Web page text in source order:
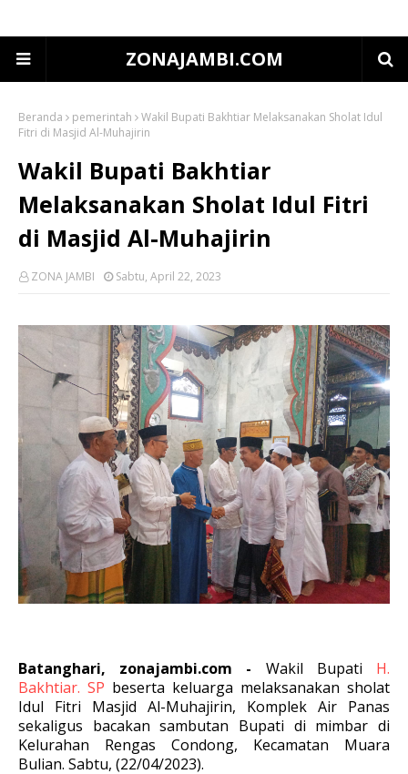
ZONAJAMBI.COM
Beranda pemerintah
Wakil Bupati Bakhtiar Melaksanakan Sholat Idul
Fitri di Masjid Al-Muhajirin
Wakil Bupati Bakhtiar
Melaksanakan Sholat Idul Fitri
di Masjid Al-Muhajirin
ZONA JAMBI Sabtu, April 22, 2023
Batanghari, zonajambi.com - Wakil Bupati H.
Bakhtiar. SP beserta keluarga melaksanakan sholat
Idul Fitri Masjid Al-Muhajirin, Komplek Air Panas
sekaligus bacakan sambutan Bupati di mimbar di
Kelurahan Rengas Condong, Kecamatan Muara
Bulian. Sabtu, (22/04/2023).